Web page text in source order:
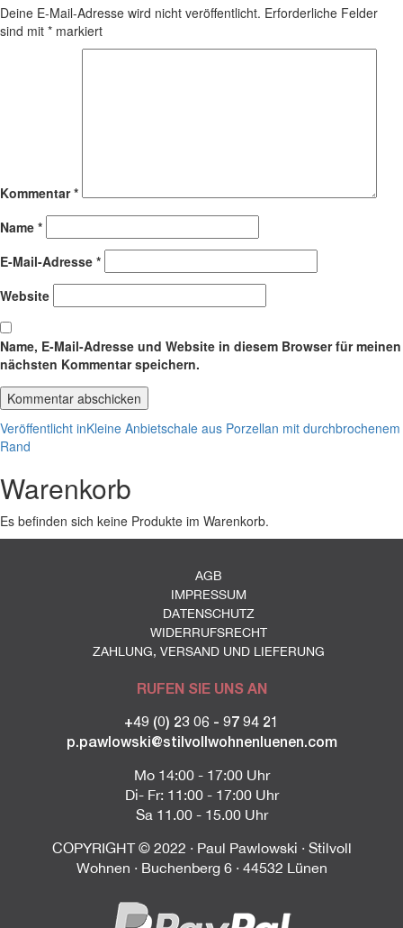
Deine E-Mail-Adresse wird nicht veröffentlicht. Erforderliche Felder
sind mit * markiert
Kommentar*
Name *
E-Mail-Adresse *
Website
Name, E-Mail-Adresse und Website in diesem Browser für meinen
nächsten Kommentar speichern.
Beitragsnavigation
Veröffentlicht inKleine Anbietschale aus Porzellan mit durchbrochenem
Rand
Warenkorb
Es befinden sich keine Produkte im Warenkorb.
AGB
IMPRESSUM
DATENSCHUTZ
WIDERRUFSRECHT
ZAHLUNG, VERSAND UND LIEFERUNG
RUFEN SIE UNS AN
+49 (0) 23 06 - 97 94 21
p.pawlowski@stilvollwohnenluenen.com
Mo 14:00 - 17:00 Uhr
Di- Fr: 11:00 - 17:00 Uhr
Sa 11.00 - 15.00 Uhr
COPYRIGHT © 2022 · Paul Pawlowski · Stilvoll
Wohnen · Buchenberg 6 · 44532 Lünen